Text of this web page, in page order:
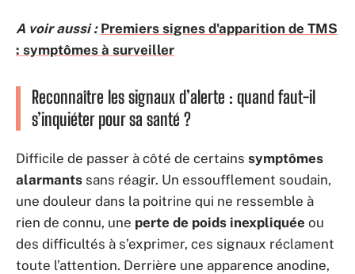
A voir aussi : Premiers signes d'apparition de TMS
: symptômes à surveiller
Reconnaître les signaux d’alerte : quand faut-il
s’inquiéter pour sa santé ?
Difficile de passer à côté de certains symptômes
alarmants sans réagir. Un essoufflement soudain,
une douleur dans la poitrine qui ne ressemble à
rien de connu, une perte de poids inexpliquée ou
des difficultés à s’exprimer, ces signaux réclament
toute l’attention. Derrière une apparence anodine,